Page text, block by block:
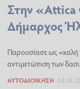
Στην «Attica
Δήμαρχος
Παρουσίασε ως «καλή
αντιμετώπιση των
ΑΥΤΟΔΙΟΊΚΗΣΗ